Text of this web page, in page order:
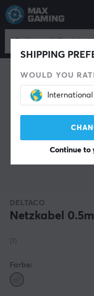
SHIPPING
WOULD YOU
International
Continue to
PC-Zubehör
DELTACO
Netzkabel
(7)
Farbe: